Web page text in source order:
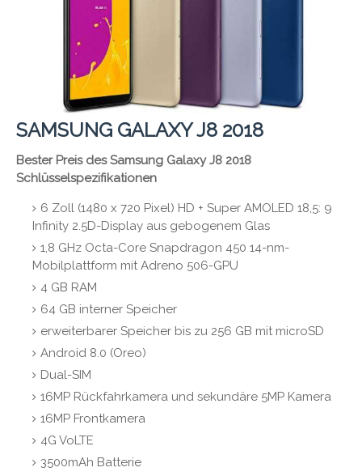
SAMSUNG GALAXY J8 2018
Bester Preis des Samsung Galaxy J8 2018
Schlüsselspezifikationen
6 Zoll (1480 x 720 Pixel) HD + Super AMOLED 18,5: 9
Infinity 2.5D-Display aus gebogenem Glas
1,8 GHz Octa-Core Snapdragon 450 14-nm-
Mobilplattform mit Adreno 506-GPU
4 GB RAM
64 GB interner Speicher
erweiterbarer Speicher bis zu 256 GB mit microSD
Android 8.0 (Oreo)
Dual-SIM
16MP Rückfahrkamera und sekundäre 5MP Kamera
16MP Frontkamera
4G VoLTE
3500mAh Batterie